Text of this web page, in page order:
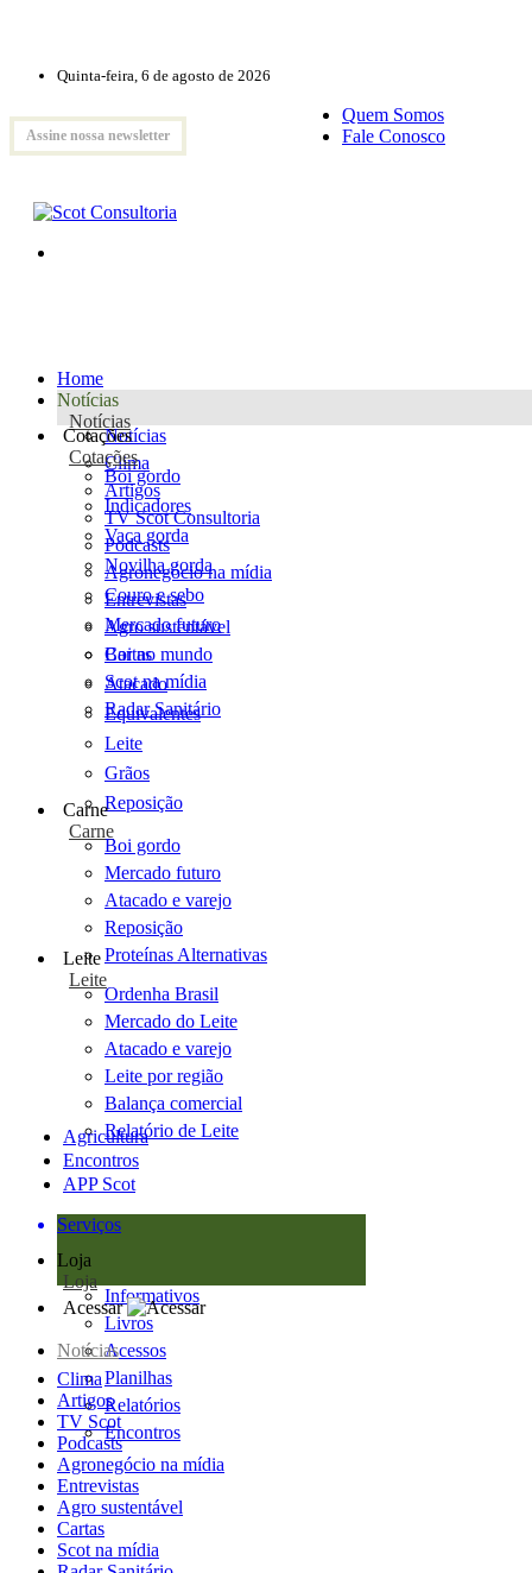
Quinta-feira, 6 de agosto de 2026
Assine nossa newsletter
Quem Somos
Fale Conosco
Home
Notícias
Notícias
Notícias
Clima
Artigos
TV Scot Consultoria
Podcasts
Agronegócio na mídia
Entrevistas
Agro sustentável
Cartas
Scot na mídia
Radar Sanitário
Cotações
Cotações
Boi gordo
Indicadores
Vaca gorda
Novilha gorda
Couro e sebo
Mercado futuro
Boi no mundo
Atacado
Equivalentes
Leite
Grãos
Reposição
Carne
Carne
Boi gordo
Mercado futuro
Atacado e varejo
Reposição
Proteínas Alternativas
Leite
Leite
Ordenha Brasil
Mercado do Leite
Atacado e varejo
Leite por região
Balança comercial
Relatório de Leite
Agricultura
Encontros
APP Scot
Serviços
Loja
Loja
Informativos
Livros
Acessos
Planilhas
Relatórios
Encontros
Acessar
Notícias
Clima
Artigos
TV Scot
Podcasts
Agronegócio na mídia
Entrevistas
Agro sustentável
Cartas
Scot na mídia